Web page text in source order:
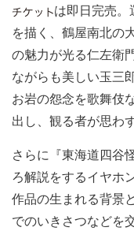
は即日完売
を描く、鶴屋南北の
の魅力が光る仁左衛
ながらも美しい玉三
お岩の怨念を歌舞伎
出し、観る者が思わ
さらに『東海道四谷
ろ解説をするイヤホ
作品の生まれる背景
でのいきさつなどを